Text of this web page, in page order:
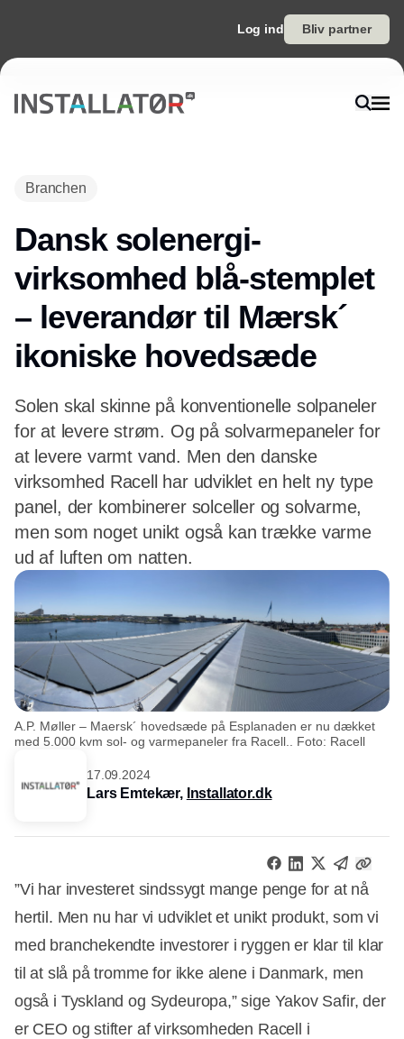
Log ind Bliv partner
Branchen
Dansk solenergi-
virksomhed blå-stemplet
– leverandør til Mærsk´
ikoniske hovedsæde
Solen skal skinne på konventionelle solpaneler
for at levere strøm. Og på solvarmepaneler for
at levere varmt vand. Men den danske
virksomhed Racell har udviklet en helt ny type
panel, der kombinerer solceller og solvarme,
men som noget unikt også kan trække varme
ud af luften om natten.
A.P. Møller – Maersk´ hovedsæde på Esplanaden er nu dækket
med 5.000 kvm sol- og varmepaneler fra Racell.. Foto: Racell
17.09.2024
Lars Emtekær, Installator.dk
”Vi har investeret sindssygt mange penge for at nå
hertil. Men nu har vi udviklet et unikt produkt, som vi
med branchekendte investorer i ryggen er klar til klar
til at slå på tromme for ikke alene i Danmark, men
også i Tyskland og Sydeuropa,” sige Yakov Safir, der
er CEO og stifter af virksomheden Racell i